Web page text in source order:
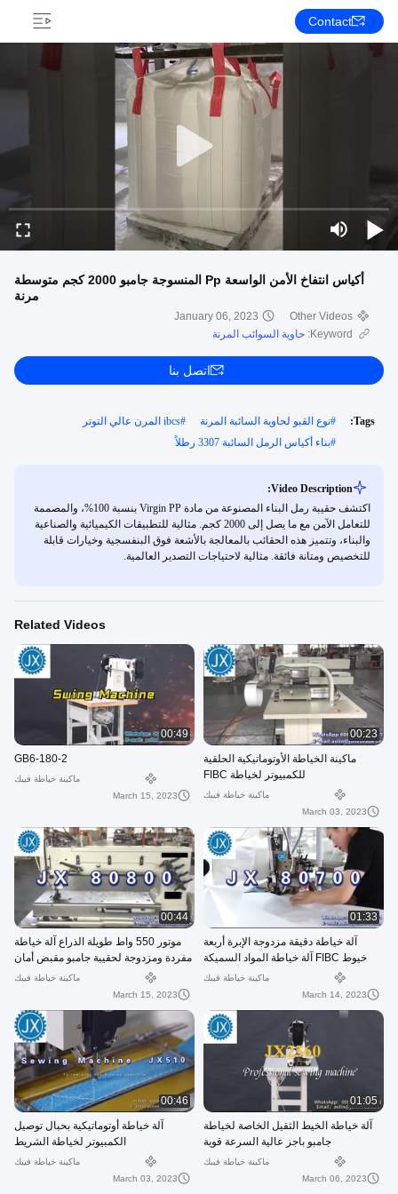
Contact
أكياس انتفاخ الأمن الواسعة Pp المنسوجة جامبو 2000 كجم متوسطة
مرنة
Other Videos
January 06, 2023
Keyword: حاوية السوائب المرنة
اتصل بنا
Tags:
#نوع القبو لحاوية السائبة المرنة #ibcs المرن عالي التوتر
#بناء أكياس الرمل السائبة 3307 رطلاً
Video Description:
اكتشف حقيبة رمل البناء المصنوعة من مادة Virgin PP بنسبة 100%، والمصممة
للتعامل الآمن مع ما يصل إلى 2000 كجم. مثالية للتطبيقات الكيميائية والصناعية
والبناء، وتتميز هذه الحقائب بالمعالجة بالأشعة فوق البنفسجية وخيارات قابلة
للتخصيص ومتانة فائقة. مثالية لاحتياجات التصدير العالمية.
Related Videos
00:23
ماكينة الخياطة الأوتوماتيكية الحلقية
للكمبيوتر لخياطة FIBC
ماكينة خياطة فيبك
March 03, 2023
00:49
GB6-180-2
ماكينة خياطة فيبك
March 15, 2023
01:33
آلة خياطة دقيقة مزدوجة الإبرة أربعة
خيوط FIBC آلة خياطة المواد السميكة
سهلة الاستخدام عالية Poweماكينة خياطة فيبك
March 14, 2023
00:44
موتور 550 واط طويلة الذراع آلة خياطة
مفردة ومزدوجة لحقيبة جامبو مقبض أمان
أكبر من القماش
ماكينة خياطة فيبك
March 15, 2023
01:05
آلة خياطة الخيط الثقيل الخاصة لخياطة
جامبو باجز عالية السرعة قوية
ماكينة خياطة فيبك
March 06, 2023
00:46
آلة خياطة أوتوماتيكية بحبال توصيل
الكمبيوتر لخياطة الشريط
ماكينة خياطة فيبك
March 03, 2023